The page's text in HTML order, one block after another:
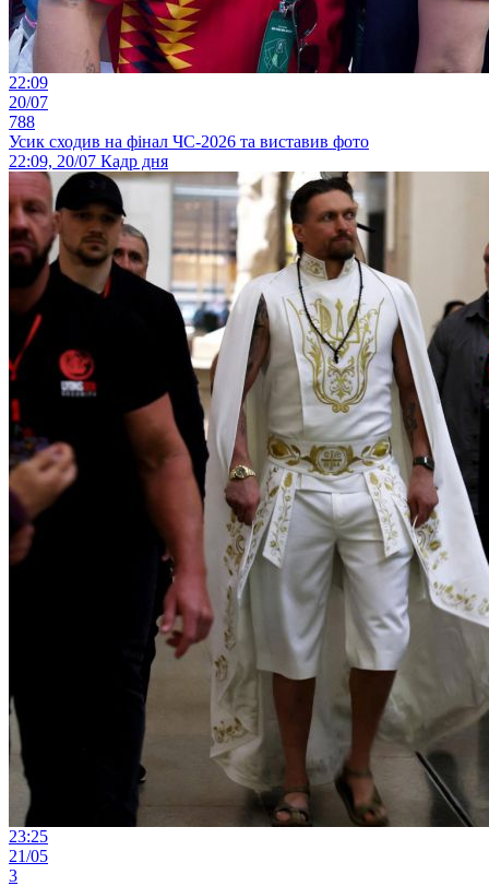
22:09
20/07
788
Усик сходив на фінал ЧС-2026 та виставив фото
22:09, 20/07 Кадр дня
23:25
21/05
3